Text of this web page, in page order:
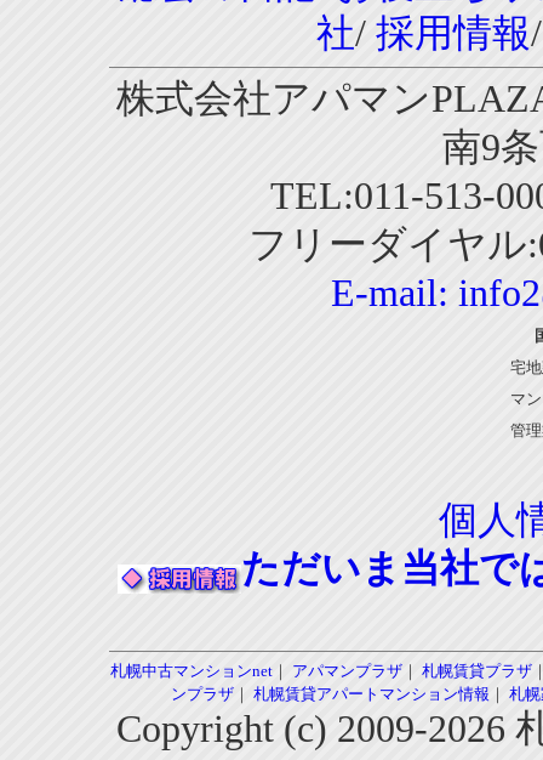
社/ 採用情報
株式会社アパマン
南9
TEL:011-513-
フリーダイヤル
E-mail:
宅
マ
管
個人
ただいま当社で
札幌中古マンションnet｜ アパマンプラザ｜ 札幌賃貸プラザ
ンプラザ｜ 札幌賃貸アパートマンション情報 ｜ 札
Copyright (c) 2009-2026